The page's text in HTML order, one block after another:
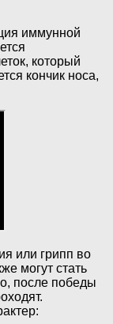
иммунной
который
кончик носа,
или грипп во
могут стать
после победы